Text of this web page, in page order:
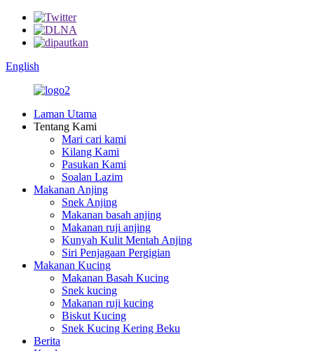
English
Laman Utama
Tentang Kami
Mari cari kami
Kilang Kami
Pasukan Kami
Soalan Lazim
Makanan Anjing
Snek Anjing
Makanan basah anjing
Makanan ruji anjing
Kunyah Kulit Mentah Anjing
Siri Penjagaan Pergigian
Makanan Kucing
Makanan Basah Kucing
Snek kucing
Makanan ruji kucing
Biskut Kucing
Snek Kucing Kering Beku
Berita